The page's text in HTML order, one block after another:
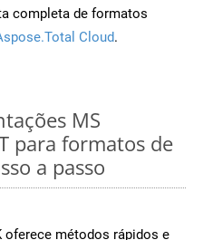
completa de formatos
Cloud.
MS
para formatos de
a passo
oferece métodos rápidos e